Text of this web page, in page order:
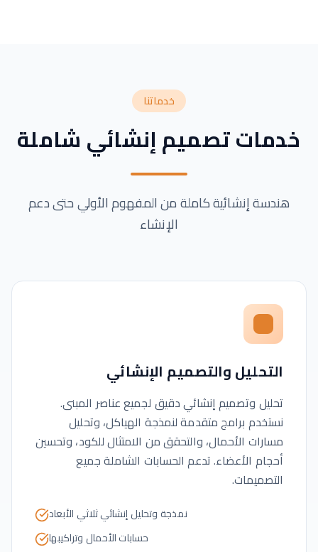
خدماتنا
خدمات تصميم إنشائي شاملة
هندسة إنشائية كاملة من المفهوم الأولي حتى دعم
الإنشاء
التحليل والتصميم الإنشائي
تحليل وتصميم إنشائي دقيق لجميع عناصر المبنى.
نستخدم برامج متقدمة لنمذجة الهياكل، وتحليل
مسارات الأحمال، والتحقق من الامتثال للكود، وتحسين
أحجام الأعضاء. تدعم الحسابات الشاملة جميع
التصميمات.
نمذجة وتحليل إنشائي ثلاثي الأبعاد
حسابات الأحمال وتراكيبها